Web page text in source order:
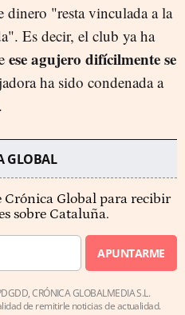
dinero "resta vinculada a la
Es decir, el club ya ha
ese agujero difícilmente se
ha sido condenada a
GLOBAL
Crónica Global para recibir
sobre Cataluña.
APUNTARME
CRÓNICA GLOBALMEDIA S.L.
de remitirle noticias de actualidad.